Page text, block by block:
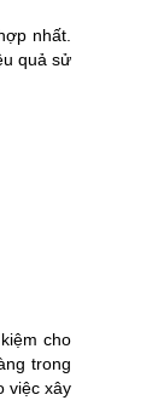
nhất.
quả sử
cho
trong
việc xây